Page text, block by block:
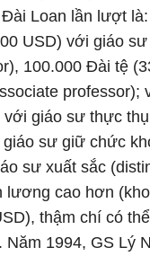
Loan lần lượt
USD) với giáo
100.000 Đài tệ
professor);
giáo sư thực thụ
giáo sư giữ chức
sư xuất sắc
lương cao hơn
thậm chí có
Năm 1994, GS Lý